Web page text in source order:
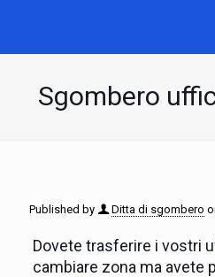
Sgombero
Published by Ditta di sgombero
Dovete trasferire i vostri
cambiare zona ma avete